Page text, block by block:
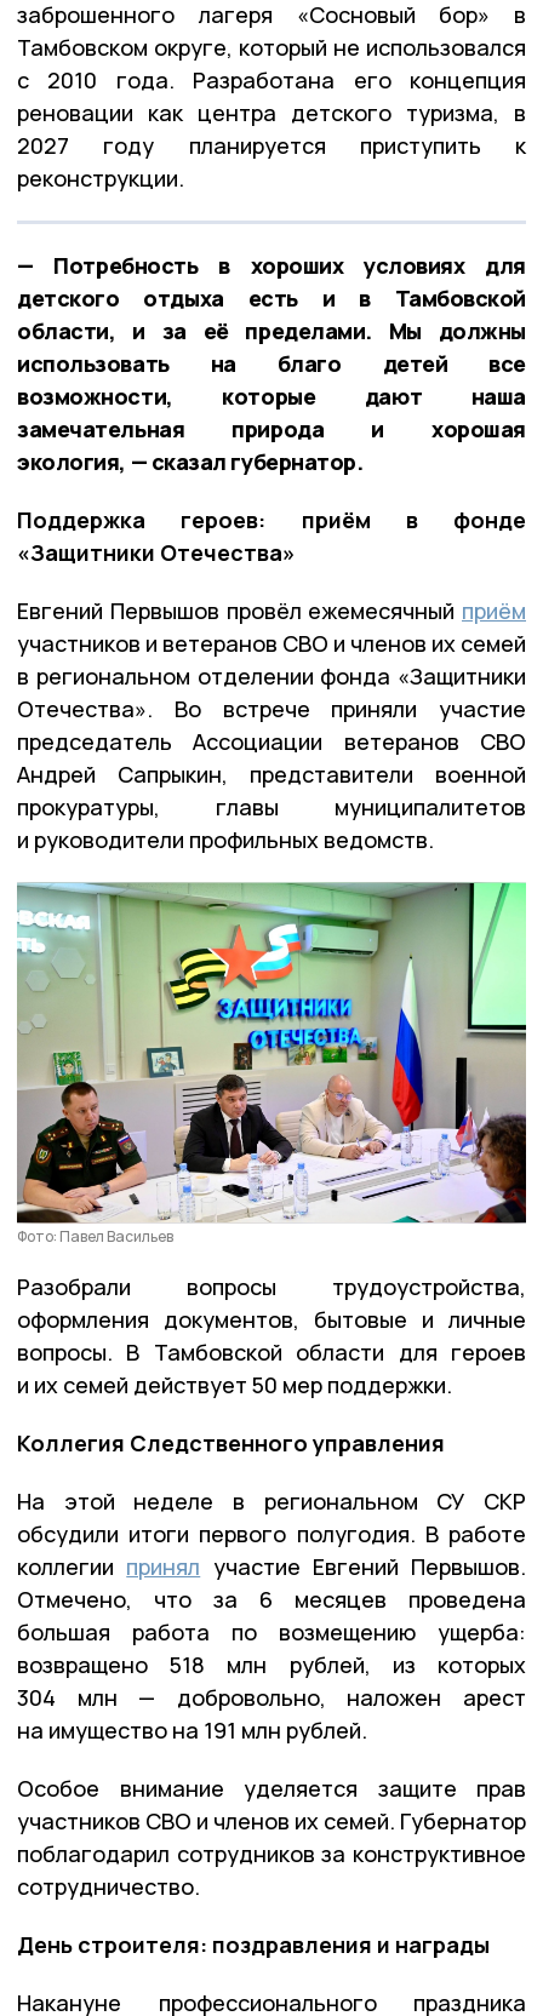
заброшенного лагеря «Сосновый бор» в
Тамбовском округе, который не использовался
с 2010 года. Разработана его концепция
реновации как центра детского туризма, в
2027 году планируется приступить к
реконструкции.
— Потребность в хороших условиях для
детского отдыха есть и в Тамбовской
области, и за её пределами. Мы должны
использовать на благо детей все
возможности, которые дают наша
замечательная природа и хорошая
экология, — сказал губернатор.
Поддержка героев: приём в фонде
«Защитники Отечества»
Евгений Первышов провёл ежемесячный приём
участников и ветеранов СВО и членов их семей
в региональном отделении фонда «Защитники
Отечества». Во встрече приняли участие
председатель Ассоциации ветеранов СВО
Андрей Сапрыкин, представители военной
прокуратуры, главы муниципалитетов
и руководители профильных ведомств.
Фото: Павел Васильев
Разобрали вопросы трудоустройства,
оформления документов, бытовые и личные
вопросы. В Тамбовской области для героев
и их семей действует 50 мер поддержки.
Коллегия Следственного управления
На этой неделе в региональном СУ СКР
обсудили итоги первого полугодия. В работе
коллегии принял участие Евгений Первышов.
Отмечено, что за 6 месяцев проведена
большая работа по возмещению ущерба:
возвращено 518 млн рублей, из которых
304 млн — добровольно, наложен арест
на имущество на 191 млн рублей.
Особое внимание уделяется защите прав
участников СВО и членов их семей. Губернатор
поблагодарил сотрудников за конструктивное
сотрудничество.
День строителя: поздравления и награды
Накануне профессионального праздника